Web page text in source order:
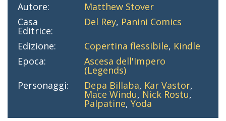
Autore:
Matthew Stover
Casa
Editrice:
Del Rey, Panini Comics
Edizione:
Copertina flessibile, Kindle
Epoca:
Ascesa dell'Impero
(Legends)
Personaggi:
Depa Billaba, Kar Vastor,
Mace Windu, Nick Rostu,
Palpatine,Yoda